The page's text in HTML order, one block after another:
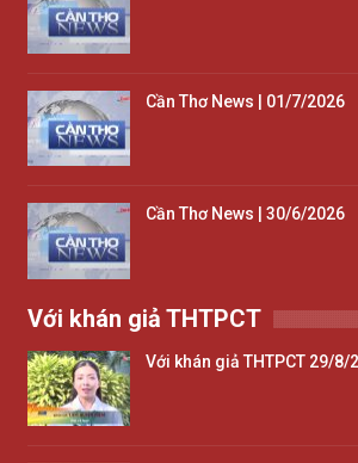
Cần Thơ News | 01/7/2026
Cần Thơ News | 30/6/2026
Với khán giả THTPCT
Với khán giả THTPCT 29/8/